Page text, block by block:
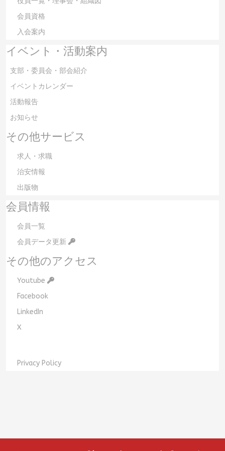
会員資格
入会案内
イベント・活動案内
支部・委員会・部会紹介
イベントカレンダー
活動報告
お知らせ
その他サービス
求人・求職
治安情報
出版物
会員情報
会員一覧
会員データ更新
その他のアクセス
Youtube
Facebook
LinkedIn
X
Privacy Policy